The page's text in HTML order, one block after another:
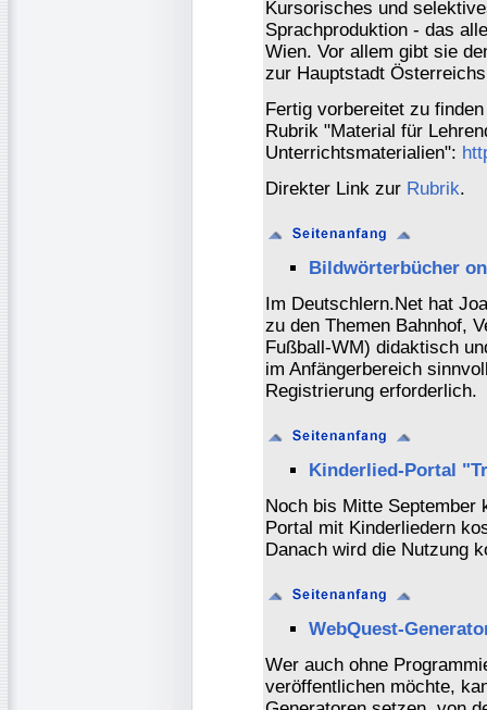
Kursorisches und
Sprachproduktion - das
Wien. Vor allem gibt sie
zur Hauptstadt
Fertig vorbereitet zu
Rubrik "Material für
Unterrichtsmaterialien":
Direkter Link zur Rubrik.
Bildwörterbücher
Im Deutschlern.Net hat
zu den Themen Bahnhof,
Fußball-WM) didaktisch
im Anfängerbereich
Registrierung erforderlich.
Kinderlied-Portal
Noch bis Mitte September
Portal mit Kinderliedern
Danach wird die Nutzung
WebQuest-
Wer auch ohne
veröffentlichen möchte,